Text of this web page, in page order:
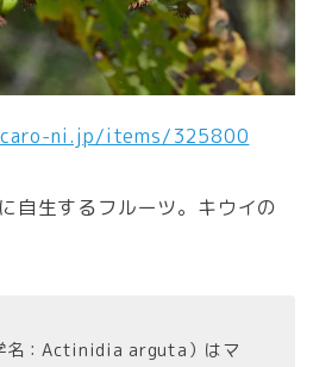
ni.jp/items/325800
自生するフルーツ。キウイの
名：Actinidia arguta ）はマ